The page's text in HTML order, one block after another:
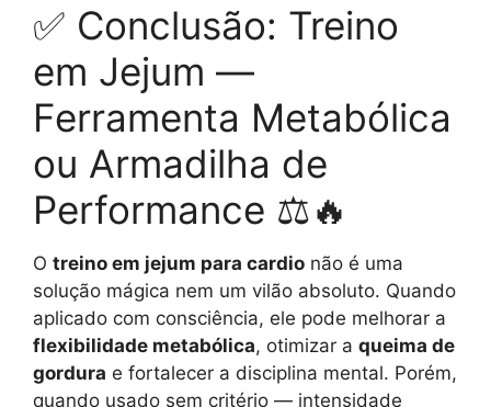
✅ Conclusão: Treino
em Jejum —
Ferramenta Metabólica
ou Armadilha de
Performance ⚖️🔥
O treino em jejum para cardio não é uma
solução mágica nem um vilão absoluto. Quando
aplicado com consciência, ele pode melhorar a
flexibilidade metabólica, otimizar a queima de
gordura e fortalecer a disciplina mental. Porém,
quando usado sem critério — intensidade